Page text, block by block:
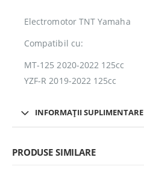
Electromotor TNT Yamaha
Compatibil cu:
MT-125 2020-2022 125cc
YZF-R 2019-2022 125cc
INFORMAȚII SUPLIMENTARE
PRODUSE SIMILARE